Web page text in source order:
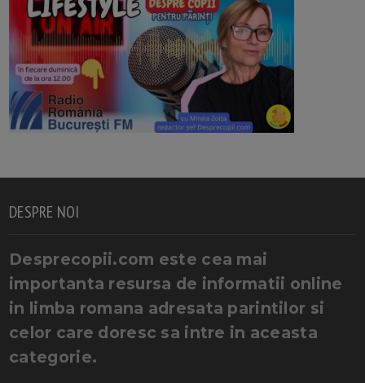
DESPRE NOI
Desprecopii.com este cea mai
importanta resursa de informatii online
in limba romana adresata parintilor si
celor care doresc sa intre in aceasta
categorie.